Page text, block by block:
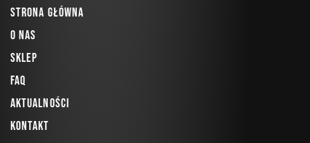
Strona główna
O nas
Sklep
FAQ
Aktualności
Kontakt